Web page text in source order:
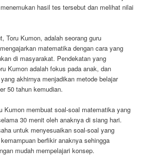
hasil tes tersebut dan melihat nilai
Toru Kumon, adalah seorang guru
matematika dengan cara yang
di masyarakat. Pendekatan yang
Kumon adalah fokus pada anak, dan
akhirnya menjadikan metode belajar
50 tahun kemudian.
Kumon membuat soal-soal matematika yang
30 menit oleh anaknya di siang hari.
untuk menyesuaikan soal-soal yang
berfikir anaknya sehingga
mudah mempelajari konsep.